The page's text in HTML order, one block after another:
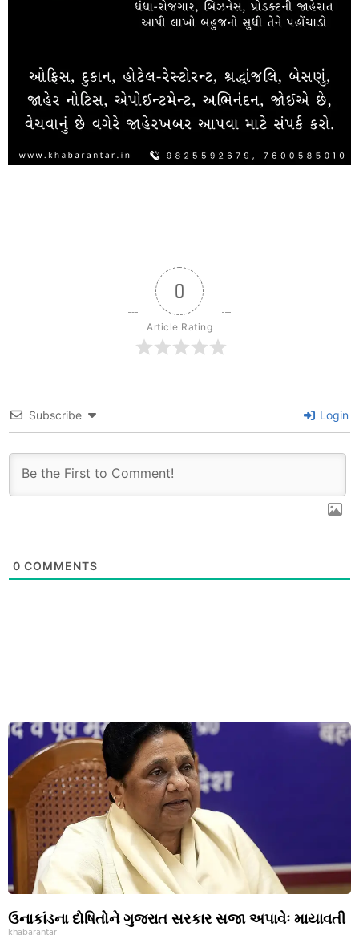
0
Article Rating
Subscribe Login
0 COMMENTS
ઉનાકાંડના દોષિતોને ગુજરાત સરકાર સજા અપાવેઃ માયાવતી
khabarantar